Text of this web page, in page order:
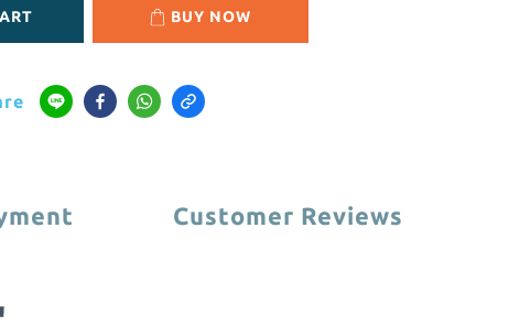
BUY NOW
Customer Reviews